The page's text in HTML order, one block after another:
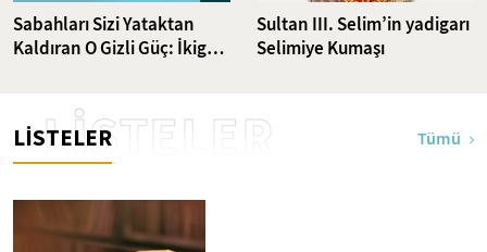
Sabahları Sizi Yataktan
Kaldıran O Gizli Güç: İkigai
Sultan III. Selim’in yadigarı
Selimiye Kumaşı
LİSTELER
LİSTELER Tümü